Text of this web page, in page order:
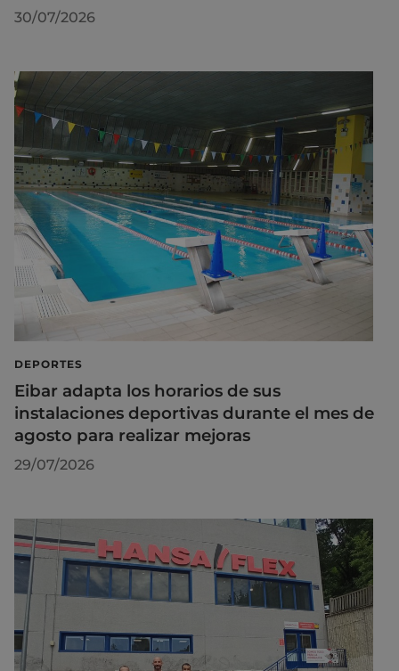
30/07/2026
DEPORTES
Eibar adapta los horarios de sus
instalaciones deportivas durante el mes de
agosto para realizar mejoras
29/07/2026